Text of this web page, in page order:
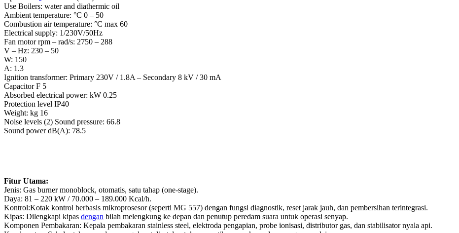
Use Boilers: water and diathermic oil
Ambient temperature: °C 0 – 50
Combustion air temperature: °C max 60
Electrical supply: 1/230V/50Hz
Fan motor rpm – rad/s: 2750 – 288
V – Hz: 230 – 50
W: 150
A: 1.3
Ignition transformer: Primary 230V / 1.8A – Secondary 8 kV / 30 mA
Capacitor F 5
Absorbed electrical power: kW 0.25
Protection level IP40
Weight: kg 16
Noise levels (2) Sound pressure: 66.8
Sound power dB(A): 78.5
Fitur Utama:
Jenis: Gas burner monoblock, otomatis, satu tahap (one-stage).
Daya: 81 – 220 kW / 70.000 – 189.000 Kcal/h.
Kontrol:Kotak kontrol berbasis mikroprosesor (seperti MG 557) dengan fungsi diagnostik, reset jarak jauh, dan pembersihan terintegrasi.
Kipas: Dilengkapi kipas dengan bilah melengkung ke depan dan penutup peredam suara untuk operasi senyap.
Komponen Pembakaran: Kepala pembakaran stainless steel, elektroda pengapian, probe ionisasi, distributor gas, dan stabilisator nyala api.